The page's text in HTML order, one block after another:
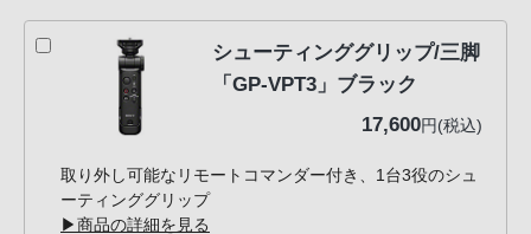
シューティンググリップ/三脚
「GP-VPT3」ブラック
17,600円(税込)
取り外し可能なリモートコマンダー付き、1台3役のシュ
ーティンググリップ
▶商品の詳細を見る